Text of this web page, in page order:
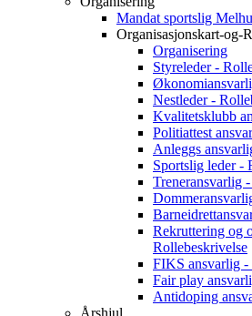
Mandat sportslig
Organisasjonskart-og-
Organisering
Styreleder -
Nestleder -
Kvalitetsklubb
Politiattest
Anleggs
Sportslig leder -
Treneransvarlig
Rekruttering og
Rollebeskrivelse
FIKS ansvarlig -
Fair play
Antidoping
Årshjul